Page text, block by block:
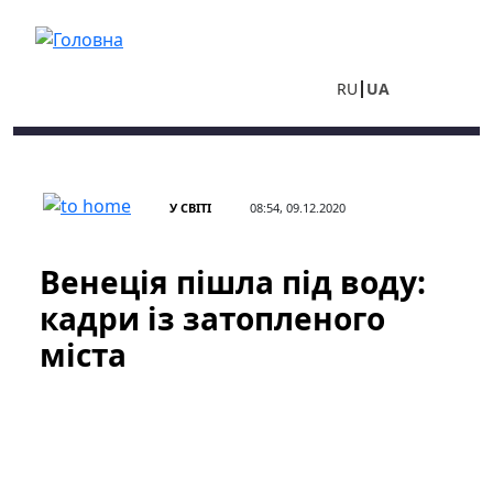
RU UA
У СВІТІ 08:54, 09.12.2020
Венеція пішла під воду:
кадри із затопленого
міста